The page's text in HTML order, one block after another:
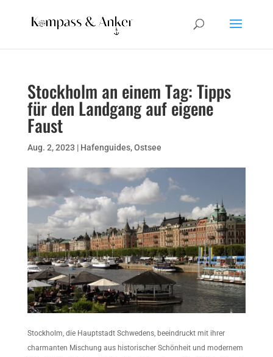
Stockholm an einem Tag: Tipps
für den Landgang auf eigene
Faust
Aug. 2, 2023 | Hafenguides,Ostsee
Stockholm, die Hauptstadt Schwedens, beeindruckt mit ihrer
charmanten Mischung aus historischer Schönheit und modernem